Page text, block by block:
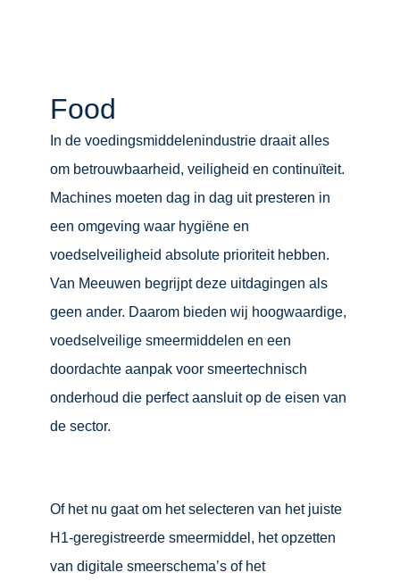
Food
In de voedingsmiddelenindustrie draait alles
om betrouwbaarheid, veiligheid en continuïteit.
Machines moeten dag in dag uit presteren in
een omgeving waar hygiëne en
voedselveiligheid absolute prioriteit hebben.
Van Meeuwen begrijpt deze uitdagingen als
geen ander. Daarom bieden wij hoogwaardige,
voedselveilige smeermiddelen en een
doordachte aanpak voor smeertechnisch
onderhoud die perfect aansluit op de eisen van
de sector.
Of het nu gaat om het selecteren van het juiste
H1-geregistreerde smeermiddel, het opzetten
van digitale smeerschema’s of het